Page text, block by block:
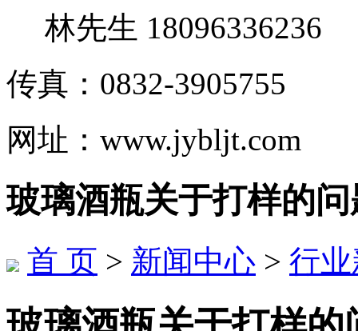
林先生 18096336236
传真：0832-3905755
网址：www.jybljt.com
玻璃酒瓶关于打样的问
首 页 > 新闻中心 > 行